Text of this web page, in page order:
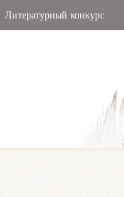
Литературный конкурс